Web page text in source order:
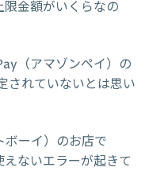
金額がいくらなの
（アマゾンペイ）の
されていないとは思い
ボーイ）のお店で
ないエラーが起きて